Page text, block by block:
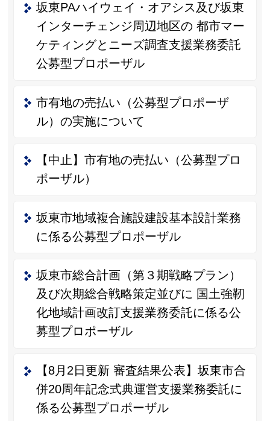
坂東PAハイウェイ・オアシス及び坂東
インターチェンジ周辺地区の 都市マー
ケティングとニーズ調査支援業務委託
公募型プロポーザル
市有地の売払い（公募型プロポーザ
ル）の実施について
【中止】市有地の売払い（公募型プロ
ポーザル）
坂東市地域複合施設建設基本設計業務
に係る公募型プロポーザル
坂東市総合計画（第３期戦略プラン）
及び次期総合戦略策定並びに 国土強靭
化地域計画改訂支援業務委託に係る公
募型プロポーザル
【8月2日更新 審査結果公表】坂東市合
併20周年記念式典運営支援業務委託に
係る公募型プロポーザル